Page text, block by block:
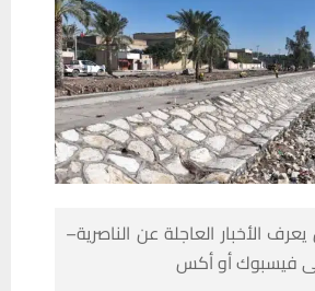
الأخبار العاجلة عن الناصرية–
فيسبوك أو أكس